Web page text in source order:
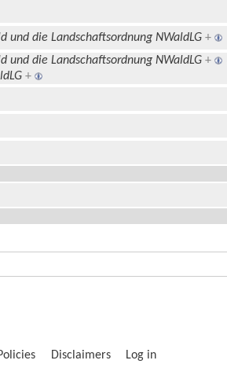
und die Landschaftsordnung NWaldLG +
und die Landschaftsordnung NWaldLG +
+
Disclaimers Log in